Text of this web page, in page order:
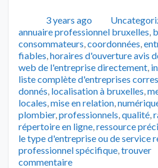
Publié3 years ago Catégories
annuaire professionnel bruxelles,
consommateurs,coordonnées,
fiables,horaires d'ouverture avis
web de l'entreprise directement,
liste complète d'entreprises
donnés, localisation à bruxelles,
locales,mise en relation,
plombier,professionnels,qualité,
répertoire en ligne,ressource
le type d'entreprise ou de service
professionnel spécifique,trouver
commentaire